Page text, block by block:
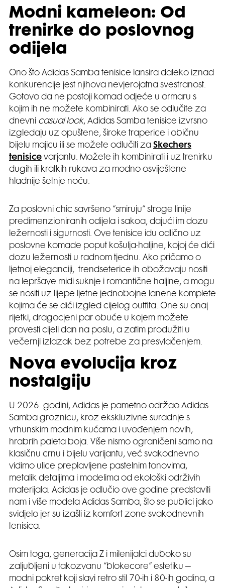
Modni kameleon: Od
trenirke do poslovnog
odijela
Ono što Adidas Samba tenisice lansira daleko iznad
konkurencije jest njihova nevjerojatna svestranost.
Gotovo da ne postoji komad odjeće u ormaru s
kojim ih ne možete kombinirati. Ako se odlučite za
dnevni casual look, Adidas Samba tenisice izvrsno
izgledaju uz opuštene, široke traperice i običnu
bijelu majicu ili se možete odlučiti za Skechers
tenisice varjantu. Možete ih kombinirati i uz trenirku
dugih ili kratkih rukava za modno osviještene
hladnije šetnje noću.
Za poslovni chic savršeno “smiruju” stroge linije
predimenzioniranih odijela i sakoa, dajući im dozu
ležernosti i sigurnosti. Ove tenisice idu odlično uz
poslovne komade poput košulja-haljine, kojoj će dići
dozu ležernosti u radnom tjednu. Ako pričamo o
ljetnoj eleganciji, trendseterice ih obožavaju nositi
na lepršave midi suknje i romantične haljine, a mogu
se nositi uz lijepe ljetne jednobojne lanene komplete
kojima će se dići izgled cijelog outfita. One su onaj
rijetki, dragocjeni par obuće u kojem možete
provesti cijeli dan na poslu, a zatim produžiti u
večernji izlazak bez potrebe za presvlačenjem.
Nova evolucija kroz
nostalgiju
U 2026. godini, Adidas je pametno održao Adidas
Samba groznicu, kroz ekskluzivne suradnje s
vrhunskim modnim kućama i uvođenjem novih,
hrabrih paleta boja. Više nismo ograničeni samo na
klasičnu crnu i bijelu varijantu, već svakodnevno
vidimo ulice preplavljene pastelnim tonovima,
metalik detaljima i modelima od ekološki održivih
materijala. Adidas je odlučio ove godine predstaviti
nam i više modela Adidas Samba, što se publici jako
svidjelo jer su izašli iz komfort zone svakodnevnih
tenisica.
Osim toga, generacija Z i milenijalci duboko su
zaljubljeni u takozvanu “blokecore” estetiku –
modni pokret koji slavi retro stil 70-ih i 80-ih godina, a